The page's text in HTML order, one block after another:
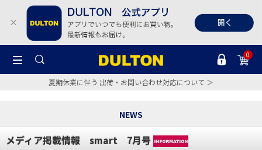
0
夏期休業に伴う 出荷・お問い合わせ対応について ＞
NEWS
メディア掲載情報 smart 7月号